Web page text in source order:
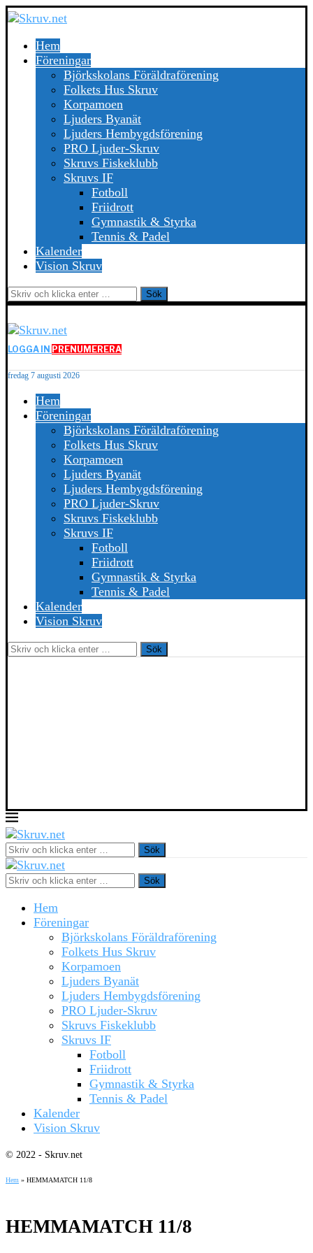
Hem
Föreningar
Björkskolans Föräldraförening
Folkets Hus Skruv
Korpamoen
Ljuders Byanät
Ljuders Hembygdsförening
PRO Ljuder-Skruv
Skruvs Fiskeklubb
Skruvs IF
Fotboll
Friidrott
Gymnastik & Styrka
Tennis & Padel
Kalender
Vision Skruv
Sök
LOGGA IN PRENUMERERA
fredag 7 augusti 2026
Hem
Föreningar
Björkskolans Föräldraförening
Folkets Hus Skruv
Korpamoen
Ljuders Byanät
Ljuders Hembygdsförening
PRO Ljuder-Skruv
Skruvs Fiskeklubb
Skruvs IF
Fotboll
Friidrott
Gymnastik & Styrka
Tennis & Padel
Kalender
Vision Skruv
Sök
Sök
Sök
Hem
Föreningar
Björkskolans Föräldraförening
Folkets Hus Skruv
Korpamoen
Ljuders Byanät
Ljuders Hembygdsförening
PRO Ljuder-Skruv
Skruvs Fiskeklubb
Skruvs IF
Fotboll
Friidrott
Gymnastik & Styrka
Tennis & Padel
Kalender
Vision Skruv
© 2022 - Skruv.net
Hem » HEMMAMATCH 11/8
HEMMAMATCH 11/8